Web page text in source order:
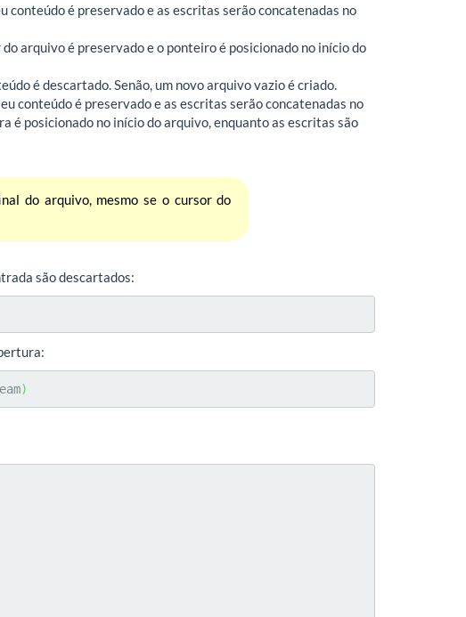
conteúdo é preservado e as escritas serão concatenadas no
arquivo é preservado e o ponteiro é posicionado no início do
é descartado. Senão, um novo arquivo vazio é criado.
conteúdo é preservado e as escritas serão concatenadas no
é posicionado no início do arquivo, enquanto as escritas são
do arquivo, mesmo se o cursor do
são descartados:
)